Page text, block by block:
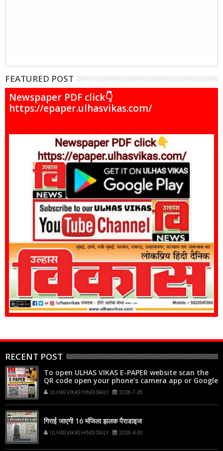
FEATURED POST
Newspaper PDF click👇
https://epaper.ulhasvikas.com/
RECENT POST
To open ULHAS VIKAS E-PAPER website scan the
QR code open your phone's camera app or Google
Lens, point it at the code, and tap the web link
popup that appears on your screen
ULHAS VIKAS HINDI DAILY 2026-7-26
गिराई जाएगी 16 मंजिला झलक पैराडाइज
ULHAS VIKAS HINDI DAILY 2026-4-30